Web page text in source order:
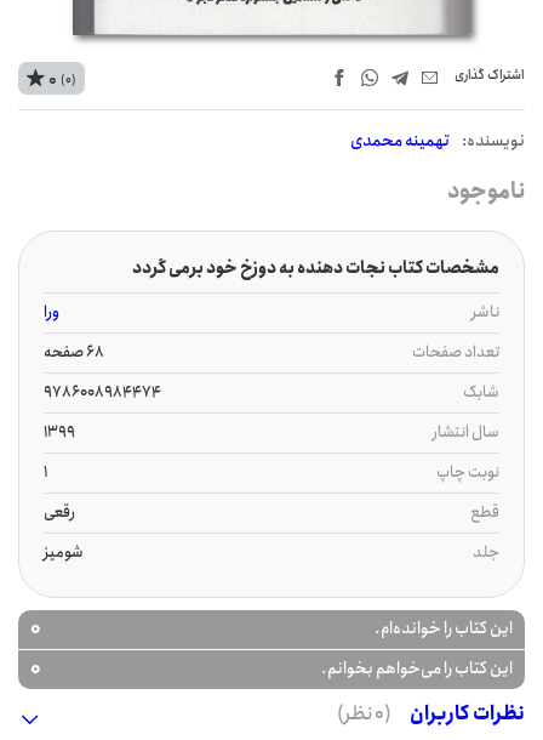
اشتراک‌ گذاری
نويسنده: تهمینه محمدی
0 (0)
ناموجود
مشخصات کتاب نجات دهنده به دوزخ خود برمی گردد
ناشر
ورا
تعداد صفحات
68 صفحه
شابک
9786008984474
سال انتشار
1399
نوبت چاپ
1
قطع
رقعی
جلد
شومیز
این کتاب را خوانده‌ام. 0
این کتاب را می‌خواهم بخوانم.
0
نظرات کاربران
(0 نظر)